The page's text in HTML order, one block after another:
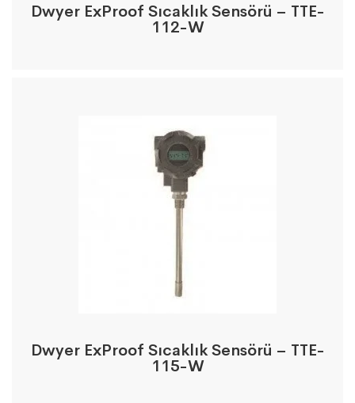
Dwyer ExProof Sıcaklık Sensörü – TTE-
112-W
Dwyer ExProof Sıcaklık Sensörü – TTE-
115-W